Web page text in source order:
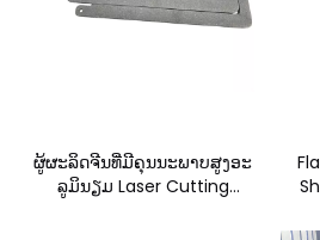
ຜູ້ຜະລິດຈີນທີ່ມີຄຸນນະພາບສູງອະ
ລູມິນຽມ Laser Cutting